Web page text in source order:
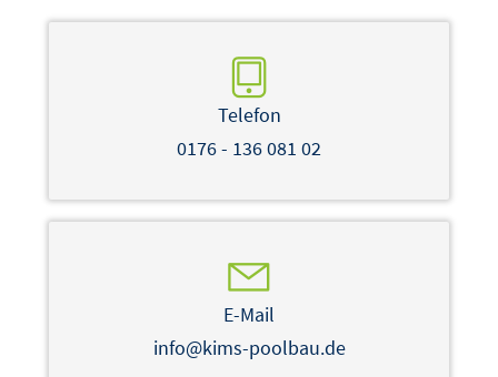
Telefon
0176 - 136 081 02
E-Mail
info@kims-poolbau.de